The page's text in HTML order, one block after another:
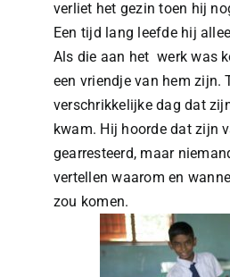
verliet het gezin toen hij
Een tijd lang leefde hij
Als die aan het werk was
een vriendje van hem zijn.
verschrikkelijke dag dat
kwam. Hij hoorde dat zijn
gearresteerd, maar
vertellen waarom en
zou komen.